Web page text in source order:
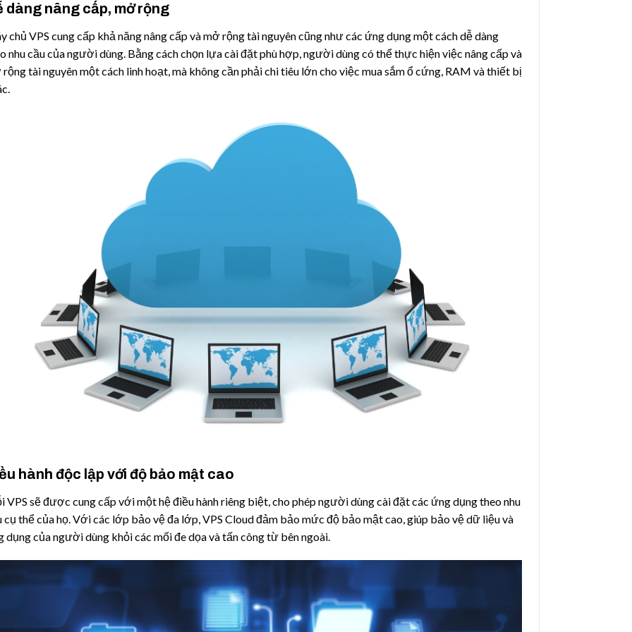
dàng nâng cấp, mở rộng
chủ VPS cung cấp khả năng nâng cấp và mở rộng tài nguyên cũng như các ứng dụng một cách dễ dàng
nhu cầu của người dùng. Bằng cách chọn lựa cài đặt phù hợp, người dùng có thể thực hiện việc nâng cấp và
tài nguyên một cách linh hoạt, mà không cần phải chi tiêu lớn cho việc mua sắm ổ cứng, RAM và thiết bị
hành độc lập với độ bảo mật cao
VPS sẽ được cung cấp với một hệ điều hành riêng biệt, cho phép người dùng cài đặt các ứng dụng theo nhu
cụ thể của họ. Với các lớp bảo vệ đa lớp, VPS Cloud đảm bảo mức độ bảo mật cao, giúp bảo vệ dữ liệu và
dụng của người dùng khỏi các mối đe dọa và tấn công từ bên ngoài.